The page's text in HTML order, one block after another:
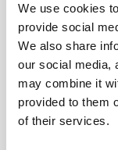
We use cookies
provide social
We also share
our social media,
may combine it
provided to them
of their services.
Potrai
scegliere
intervallo.
Segui il
Cammina,
più
disponibili.